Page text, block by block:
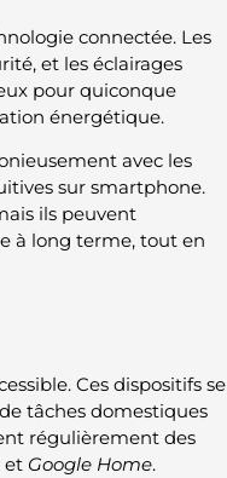
connectée. Les
et les éclairages
pour quiconque
énergétique.
avec les
sur smartphone.
ils peuvent
à long terme, tout en
Ces dispositifs se
tâches domestiques
régulièrement des
et Google Home.